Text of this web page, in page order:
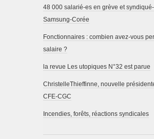
48 000 salarié-es en grève et
Samsung-Corée
Fonctionnaires : combien avez-vous
salaire ?
la revue Les utopiques N°32 est parue
ChristelleThieffinne, nouvelle
CFE-CGC
Incendies, forêts, réactions syndicales